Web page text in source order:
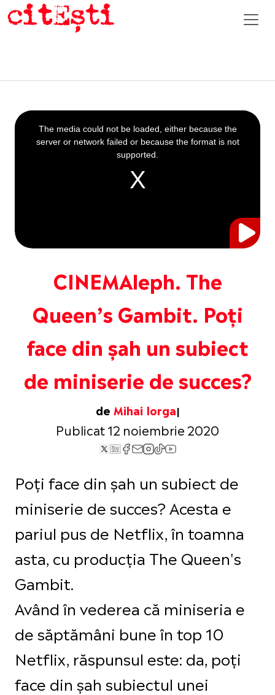
CINEMAleph. The
Queen’s Gambit. Poți
face din șah un subiect
de miniserie de succes?
de Mihai Iorga
Publicat 12 noiembrie 2020
This
is
a
The media could not be loaded, either because the
server or network failed or because the format is not
supported.
Poți face din șah un subiect de
miniserie de succes? Acesta e
pariul pus de Netflix, în toamna
asta, cu producția The Queen's
Gambit.
Având în vederea că miniseria e
de săptămâni bune în top 10
Netflix, răspunsul este: da, poți
face din șah subiectul unei